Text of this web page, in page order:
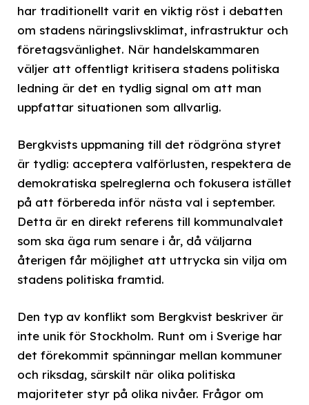
har traditionellt varit en viktig röst i debatten
om stadens näringslivsklimat, infrastruktur och
företagsvänlighet. När handelskammaren
väljer att offentligt kritisera stadens politiska
ledning är det en tydlig signal om att man
uppfattar situationen som allvarlig.
Bergkvists uppmaning till det rödgröna styret
är tydlig: acceptera valförlusten, respektera de
demokratiska spelreglerna och fokusera istället
på att förbereda inför nästa val i september.
Detta är en direkt referens till kommunalvalet
som ska äga rum senare i år, då väljarna
återigen får möjlighet att uttrycka sin vilja om
stadens politiska framtid.
Den typ av konflikt som Bergkvist beskriver är
inte unik för Stockholm. Runt om i Sverige har
det förekommit spänningar mellan kommuner
och riksdag, särskilt när olika politiska
majoriteter styr på olika nivåer. Frågor om